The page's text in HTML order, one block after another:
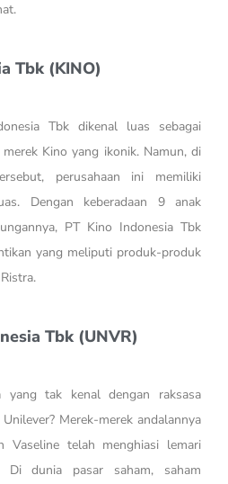
Tbk (KINO)
Tbk dikenal luas sebagai
Kino yang ikonik. Namun, di
perusahaan ini memiliki
Dengan keberadaan 9 anak
PT Kino Indonesia Tbk
yang meliputi produk-produk
Tbk (UNVR)
yang tak kenal dengan raksasa
Merek-merek andalannya
Vaseline telah menghiasi lemari
Di dunia pasar saham, saham